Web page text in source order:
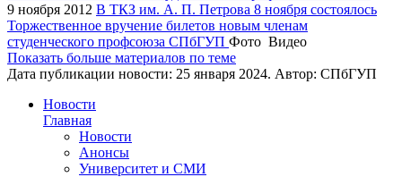
9 ноября 2012 В ТКЗ им. А. П. Петрова 8 ноября состоялось
Торжественное вручение билетов новым членам
студенческого профсоюза СПбГУП Фото Видео
Показать больше материалов по теме
Дата публикации новости: 25 января 2024. Автор: СПбГУП
Новости
Главная
Новости
Анонсы
Университет и СМИ